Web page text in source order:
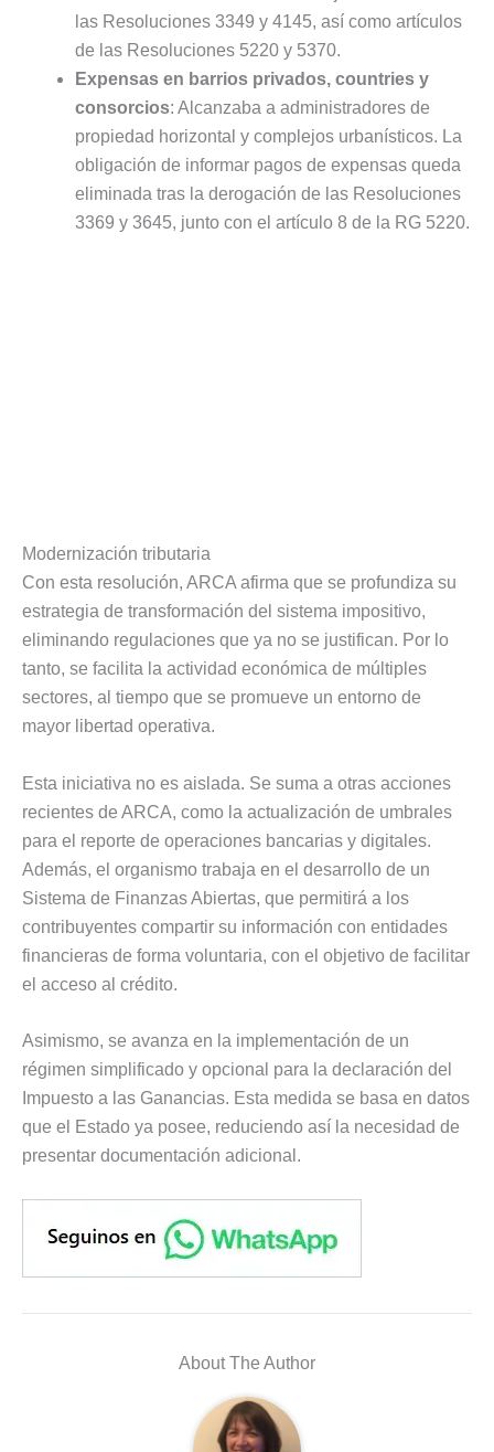
las Resoluciones 3349 y 4145, así como artículos
de las Resoluciones 5220 y 5370.
Expensas en barrios privados, countries y
consorcios: Alcanzaba a administradores de
propiedad horizontal y complejos urbanísticos. La
obligación de informar pagos de expensas queda
eliminada tras la derogación de las Resoluciones
3369 y 3645, junto con el artículo 8 de la RG 5220.
Modernización tributaria
Con esta resolución, ARCA afirma que se profundiza su
estrategia de transformación del sistema impositivo,
eliminando regulaciones que ya no se justifican. Por lo
tanto, se facilita la actividad económica de múltiples
sectores, al tiempo que se promueve un entorno de
mayor libertad operativa.
Esta iniciativa no es aislada. Se suma a otras acciones
recientes de ARCA, como la actualización de umbrales
para el reporte de operaciones bancarias y digitales.
Además, el organismo trabaja en el desarrollo de un
Sistema de Finanzas Abiertas, que permitirá a los
contribuyentes compartir su información con entidades
financieras de forma voluntaria, con el objetivo de facilitar
el acceso al crédito.
Asimismo, se avanza en la implementación de un
régimen simplificado y opcional para la declaración del
Impuesto a las Ganancias. Esta medida se basa en datos
que el Estado ya posee, reduciendo así la necesidad de
presentar documentación adicional.
About The Author